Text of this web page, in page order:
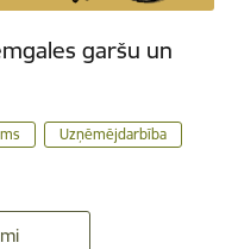
garšu un
Uzņēmējdarbība